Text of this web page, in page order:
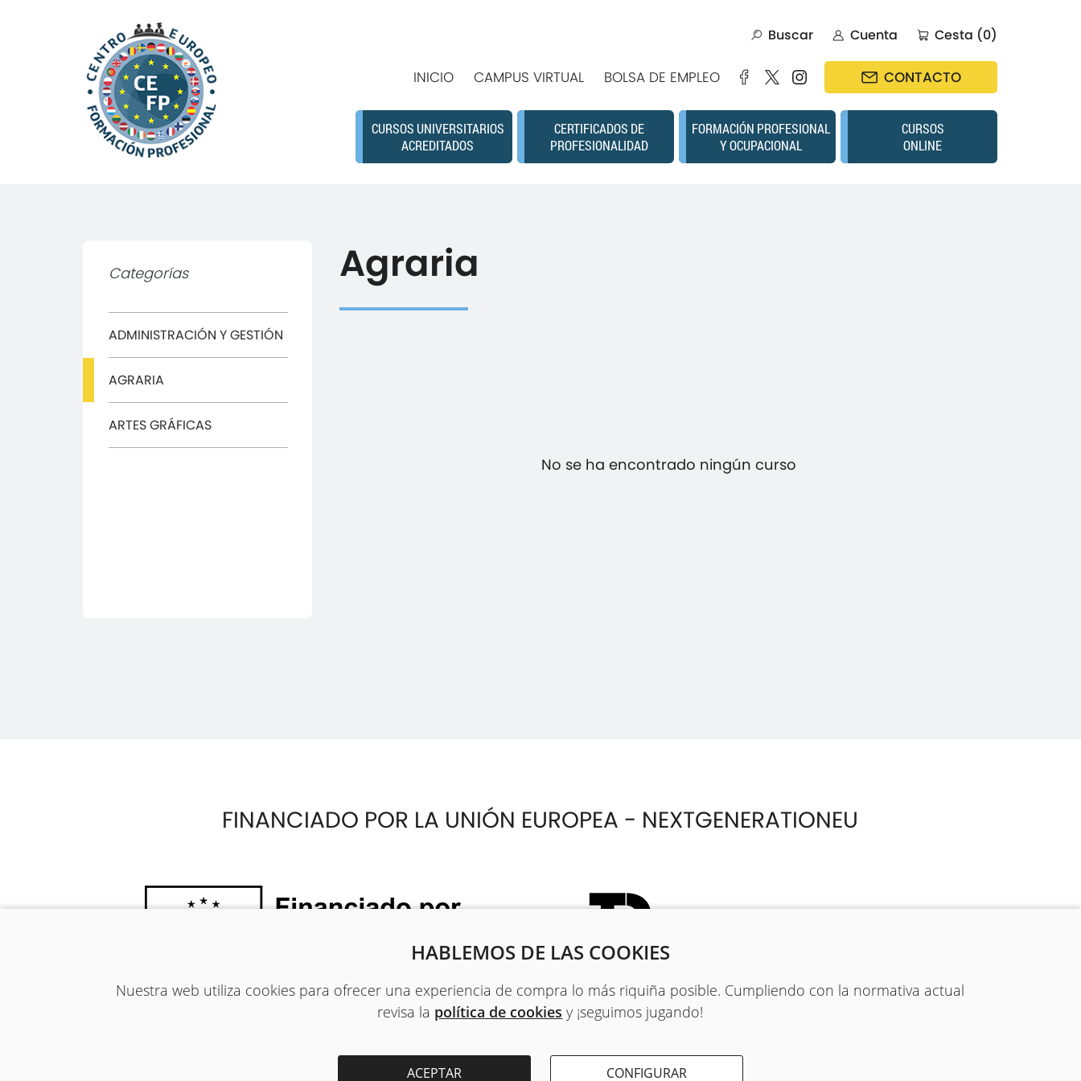
HABLEMOS DE LAS COOKIES
Nuestra web utiliza cookies para ofrecer una experiencia de compra lo más riquiña posible. Cumpliendo con la normativa actual
revisa la política de cookies y ¡seguimos jugando!
ACEPTAR CONFIGURAR
Buscar Cuenta Cesta (0)
INICIO CAMPUS VIRTUAL BOLSA DE EMPLEO CONTACTO
CURSOS UNIVERSITARIOS
ACREDITADOS
CERTIFICADOS DE
PROFESIONALIDAD
FORMACIÓN PROFESIONAL
Y OCUPACIONAL
CURSOS
ONLINE
Categorías
ADMINISTRACIÓN Y GESTIÓN
AGRARIA
ARTES GRÁFICAS
Agraria
No se ha encontrado ningún curso
FINANCIADO POR LA UNIÓN EUROPEA - NEXTGENERATIONEU
POLÍTICA DE PRIVACIDAD - POLÍTICA DE COOKIES - TÉRMINOS Y CONDICIONES